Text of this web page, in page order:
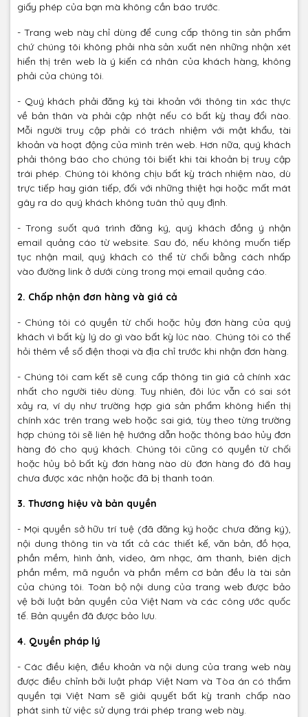
giấy phép của bạn mà không cần báo trước.
- Trang web này chỉ dùng để cung cấp thông tin sản phẩm
chứ chúng tôi không phải nhà sản xuất nên những nhận xét
hiển thị trên web là ý kiến cá nhân của khách hàng, không
phải của chúng tôi.
- Quý khách phải đăng ký tài khoản với thông tin xác thực
về bản thân và phải cập nhật nếu có bất kỳ thay đổi nào.
Mỗi người truy cập phải có trách nhiệm với mật khẩu, tài
khoản và hoạt động của mình trên web. Hơn nữa, quý khách
phải thông báo cho chúng tôi biết khi tài khoản bị truy cập
trái phép. Chúng tôi không chịu bất kỳ trách nhiệm nào, dù
trực tiếp hay gián tiếp, đối với những thiệt hại hoặc mất mát
gây ra do quý khách không tuân thủ quy định.
- Trong suốt quá trình đăng ký, quý khách đồng ý nhận
email quảng cáo từ website. Sau đó, nếu không muốn tiếp
tục nhận mail, quý khách có thể từ chối bằng cách nhấp
vào đường link ở dưới cùng trong mọi email quảng cáo.
2. Chấp nhận đơn hàng và giá cả
- Chúng tôi có quyền từ chối hoặc hủy đơn hàng của quý
khách vì bất kỳ lý do gì vào bất kỳ lúc nào. Chúng tôi có thể
hỏi thêm về số điện thoại và địa chỉ trước khi nhận đơn hàng.
- Chúng tôi cam kết sẽ cung cấp thông tin giá cả chính xác
nhất cho người tiêu dùng. Tuy nhiên, đôi lúc vẫn có sai sót
xảy ra, ví dụ như trường hợp giá sản phẩm không hiển thị
chính xác trên trang web hoặc sai giá, tùy theo từng trường
hợp chúng tôi sẽ liên hệ hướng dẫn hoặc thông báo hủy đơn
hàng đó cho quý khách. Chúng tôi cũng có quyền từ chối
hoặc hủy bỏ bất kỳ đơn hàng nào dù đơn hàng đó đã hay
chưa được xác nhận hoặc đã bị thanh toán.
3. Thương hiệu và bản quyền
- Mọi quyền sở hữu trí tuệ (đã đăng ký hoặc chưa đăng ký),
nội dung thông tin và tất cả các thiết kế, văn bản, đồ họa,
phần mềm, hình ảnh, video, âm nhạc, âm thanh, biên dịch
phần mềm, mã nguồn và phần mềm cơ bản đều là tài sản
của chúng tôi. Toàn bộ nội dung của trang web được bảo
vệ bởi luật bản quyền của Việt Nam và các công ước quốc
tế. Bản quyền đã được bảo lưu.
4. Quyền pháp lý
- Các điều kiện, điều khoản và nội dung của trang web này
được điều chỉnh bởi luật pháp Việt Nam và Tòa án có thẩm
quyền tại Việt Nam sẽ giải quyết bất kỳ tranh chấp nào
phát sinh từ việc sử dụng trái phép trang web này.